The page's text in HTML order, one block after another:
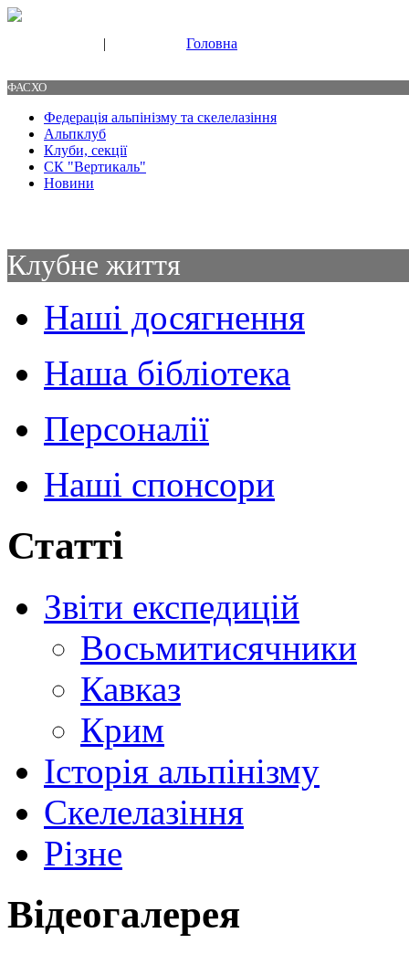
| Головна
ФАСХО
Федерація альпінізму та скелелазіння
Альпклуб
Клуби, секції
СК "Вертикаль"
Новини
Клубне життя
Наші досягнення
Наша бібліотека
Персоналії
Наші спонсори
Статті
Звіти експедицій
Восьмитисячники
Кавказ
Крим
Історія альпінізму
Скелелазіння
Різне
Відеогалерея